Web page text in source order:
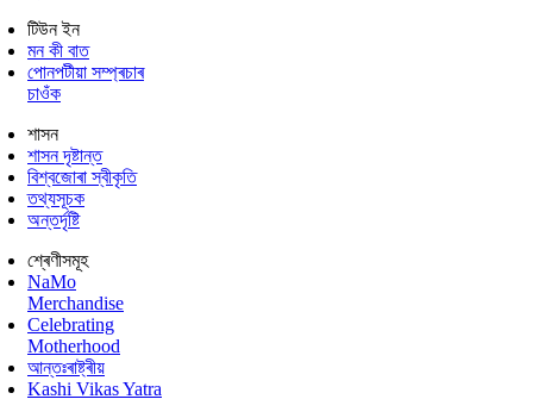
টিউন ইন
মন কী বাত
পোনপটীয়া সম্প্ৰচাৰ
চাওঁক
শাসন
শাসন দৃষ্টান্ত
বিশ্বজোৰা স্বীকৃতি
তথ্যসূচক
অন্তৰ্দৃষ্টি
শ্ৰেণীসমূহ
NaMo
Merchandise
Celebrating
Motherhood
আন্তঃৰাষ্ট্ৰীয়
Kashi Vikas Yatra